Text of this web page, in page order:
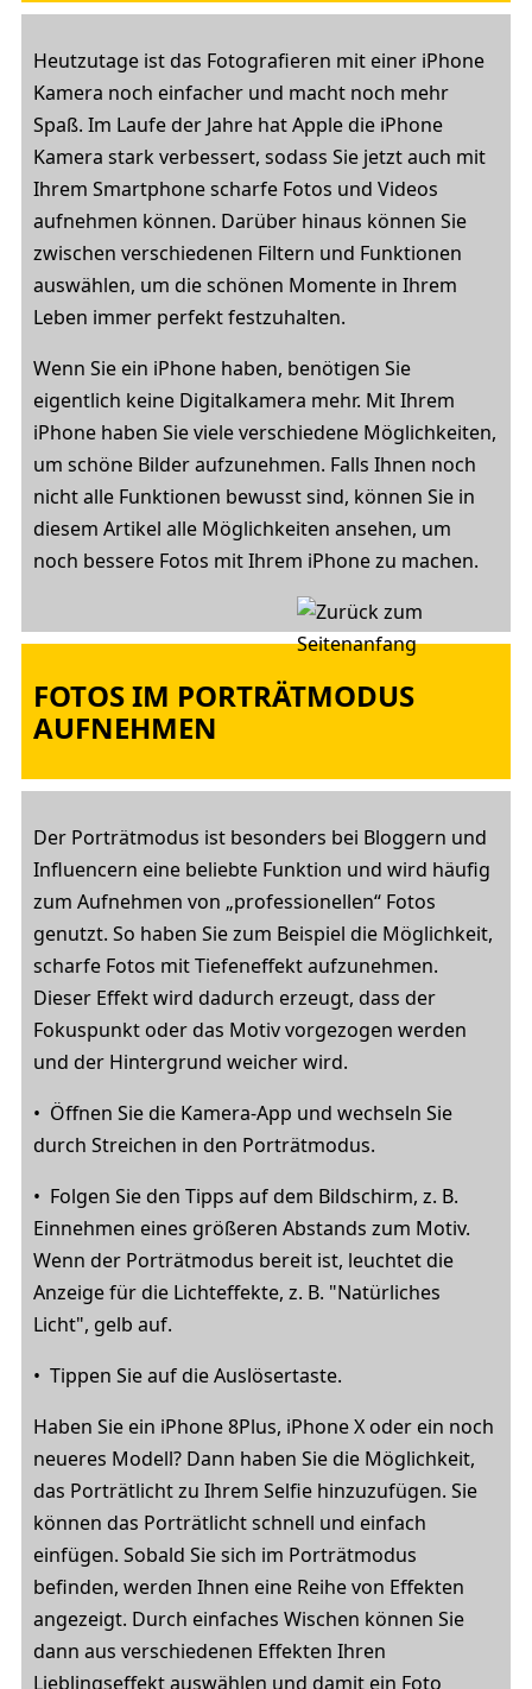
Heutzutage ist das Fotografieren mit einer iPhone
Kamera noch einfacher und macht noch mehr
Spaß. Im Laufe der Jahre hat Apple die iPhone
Kamera stark verbessert, sodass Sie jetzt auch mit
Ihrem Smartphone scharfe Fotos und Videos
aufnehmen können. Darüber hinaus können Sie
zwischen verschiedenen Filtern und Funktionen
auswählen, um die schönen Momente in Ihrem
Leben immer perfekt festzuhalten.
Wenn Sie ein iPhone haben, benötigen Sie
eigentlich keine Digitalkamera mehr. Mit Ihrem
iPhone haben Sie viele verschiedene Möglichkeiten,
um schöne Bilder aufzunehmen. Falls Ihnen noch
nicht alle Funktionen bewusst sind, können Sie in
diesem Artikel alle Möglichkeiten ansehen, um
noch bessere Fotos mit Ihrem iPhone zu machen.
FOTOS IM PORTRÄTMODUS
AUFNEHMEN
Der Porträtmodus ist besonders bei Bloggern und
Influencern eine beliebte Funktion und wird häufig
zum Aufnehmen von „professionellen“ Fotos
genutzt. So haben Sie zum Beispiel die Möglichkeit,
scharfe Fotos mit Tiefeneffekt aufzunehmen.
Dieser Effekt wird dadurch erzeugt, dass der
Fokuspunkt oder das Motiv vorgezogen werden
und der Hintergrund weicher wird.
• Öffnen Sie die Kamera-App und wechseln Sie
durch Streichen in den Porträtmodus.
• Folgen Sie den Tipps auf dem Bildschirm, z. B.
Einnehmen eines größeren Abstands zum Motiv.
Wenn der Porträtmodus bereit ist, leuchtet die
Anzeige für die Lichteffekte, z. B. "Natürliches
Licht", gelb auf.
• Tippen Sie auf die Auslösertaste.
Haben Sie ein iPhone 8Plus, iPhone X oder ein noch
neueres Modell? Dann haben Sie die Möglichkeit,
das Porträtlicht zu Ihrem Selfie hinzuzufügen. Sie
können das Porträtlicht schnell und einfach
einfügen. Sobald Sie sich im Porträtmodus
befinden, werden Ihnen eine Reihe von Effekten
angezeigt. Durch einfaches Wischen können Sie
dann aus verschiedenen Effekten Ihren
Lieblingseffekt auswählen und damit ein Foto